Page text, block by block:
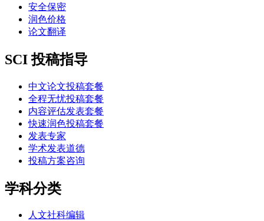
安全保密
润色价格
论文翻译
SCI 投稿指导
中文论文投稿套餐
全程无忧投稿套餐
内容评估发表套餐
快速润色投稿套餐
发表专家
学术发表道德
投稿方案咨询
学科分类
人文社科编辑